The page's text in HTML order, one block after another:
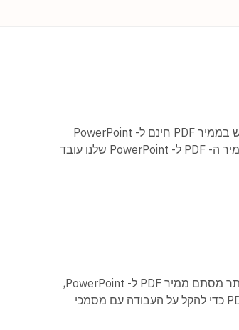
אם אתה יכול להתחבר לאינטרנט, תוכל להשתמש בממיר PDF חינם ל- PowerPoint
כדי להפוך PDF ל- PPTX או PPT בכל מכשיר. ממיר ה- PDF ל- PowerPoint שלנו עובד
לרשותנו חבילת כלים נוחים לשימוש. זה הרבה יותר מסתם ממיר PDF ל- PowerPoint,
עם כלים כמו דחיסה, מיזוג, פיצול וסיבוב קבצי PDF כדי להקל על העבודה עם מסמכי